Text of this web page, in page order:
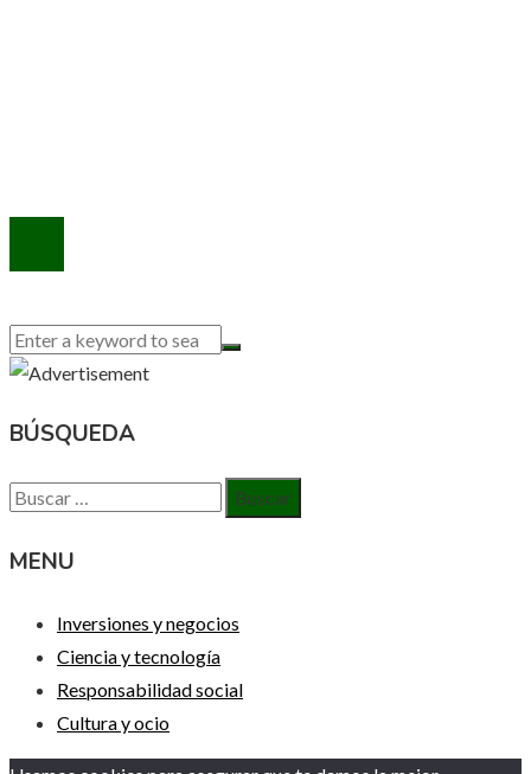
BÚSQUEDA
Buscar:
MENU
Inversiones y negocios
Ciencia y tecnología
Responsabilidad social
Cultura y ocio